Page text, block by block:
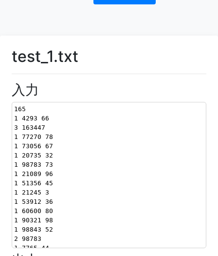
test_1.txt
入力
165
1 4293 66
3 163447
1 77270 78
1 73056 67
1 20735 32
1 98783 73
1 21089 96
1 51356 45
1 21245 3
1 53912 36
1 60600 80
1 90321 98
1 98843 52
2 98783
1 7765 44